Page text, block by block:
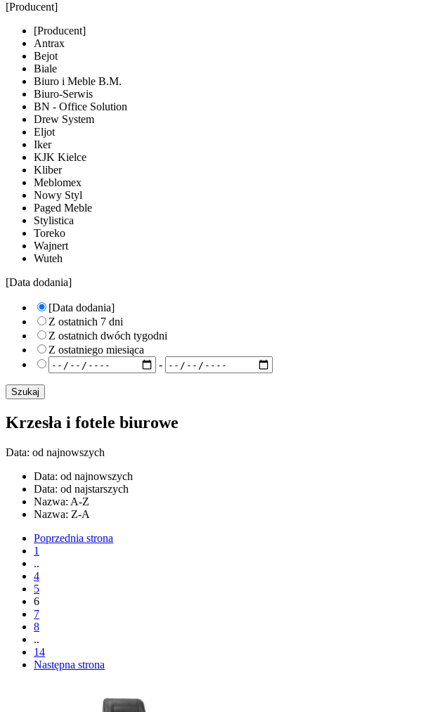
[Producent]
[Producent]
Antrax
Bejot
Biale
Biuro i Meble B.M.
Biuro-Serwis
BN - Office Solution
Drew System
Eljot
Iker
KJK Kielce
Kliber
Meblomex
Nowy Styl
Paged Meble
Stylistica
Toreko
Wajnert
Wuteh
[Data dodania]
[Data dodania]
Z ostatnich 7 dni
Z ostatnich dwóch tygodni
Z ostatniego miesiąca
-
Krzesła i fotele biurowe
Data: od najnowszych
Data: od najnowszych
Data: od najstarszych
Nazwa: A-Z
Nazwa: Z-A
Poprzednia strona
1
..
4
5
6
7
8
..
14
Następna strona